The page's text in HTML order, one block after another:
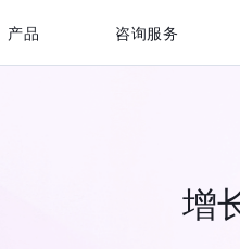
产品 咨询服务
增